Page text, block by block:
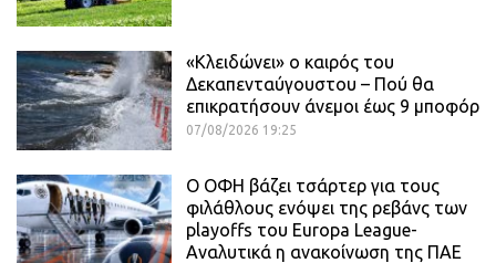
«Κλειδώνει» ο καιρός του
Δεκαπενταύγουστου – Πού θα
επικρατήσουν άνεμοι έως 9 μποφόρ
07/08/2026 19:25
Ο ΟΦΗ βάζει τσάρτερ για τους
φιλάθλους ενόψει της ρεβάνς των
playoffs του Europa League-
Αναλυτικά η ανακοίνωση της ΠΑΕ